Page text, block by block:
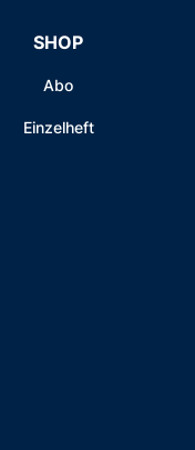
SHOP
Abo
Einzelheft